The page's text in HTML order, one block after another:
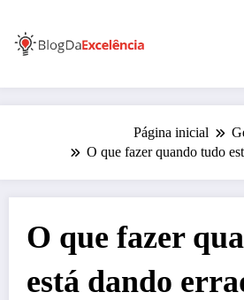
para
conteúdo
Página inicial
O que fazer quando tudo
O que fazer
está dando